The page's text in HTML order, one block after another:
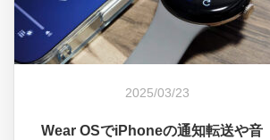
2025/03/23
Wear OSでiPhoneの通知転送や音